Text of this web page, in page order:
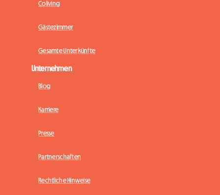
Coliving
Gästezimmer
Gesamte Unterkünfte
Unternehmen
Blog
Karriere
Presse
Partnerschaften
Rechtliche Hinweise